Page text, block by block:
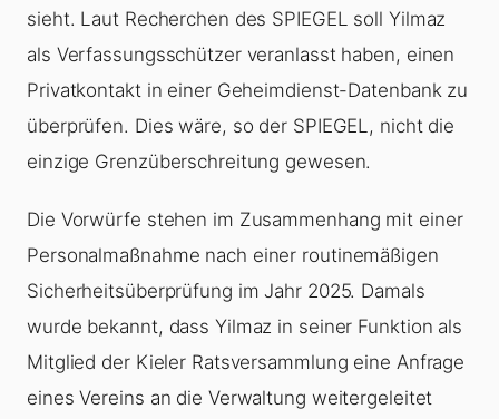
sieht. Laut Recherchen des SPIEGEL soll Yilmaz
als Verfassungsschützer veranlasst haben, einen
Privatkontakt in einer Geheimdienst-Datenbank zu
überprüfen. Dies wäre, so der SPIEGEL, nicht die
einzige Grenzüberschreitung gewesen.
Die Vorwürfe stehen im Zusammenhang mit einer
Personalmaßnahme nach einer routinemäßigen
Sicherheitsüberprüfung im Jahr 2025. Damals
wurde bekannt, dass Yilmaz in seiner Funktion als
Mitglied der Kieler Ratsversammlung eine Anfrage
eines Vereins an die Verwaltung weitergeleitet